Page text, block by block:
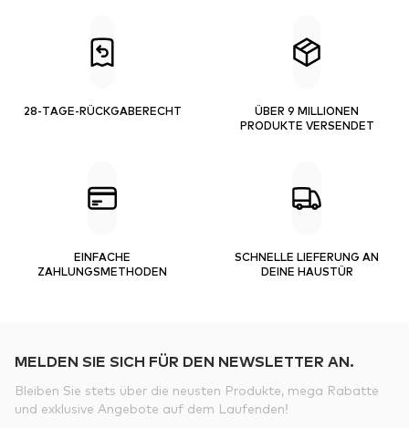
28-TAGE-RÜCKGABERECHT
ÜBER 9 MILLIONEN
PRODUKTE VERSENDET
EINFACHE
ZAHLUNGSMETHODEN
SCHNELLE LIEFERUNG AN
DEINE HAUSTÜR
MELDEN SIE SICH FÜR DEN NEWSLETTER AN.
Bleiben Sie stets über die neusten Produkte, mega Rabatte
und exklusive Angebote auf dem Laufenden!